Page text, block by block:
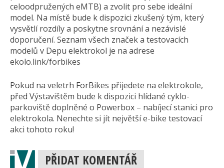
celoodpružených eMTB) a zvolit pro sebe ideální
model. Na místě bude k dispozici zkušený tým, který
vysvětlí rozdíly a poskytne srovnání a nezávislé
doporučení. Seznam všech značek a testovacích
modelů v Depu elektrokol je na adrese
ekolo.link/forbikes
Pokud na veletrh ForBikes přijedete na elektrokole,
před Výstavištěm bude k dispozici hlídané cyklo-
parkoviště doplněné o Powerbox – nabíjecí stanici pro
elektrokola. Nenechte si jít největší e-bike testovací
akci tohoto roku!
PŘIDAT KOMENTÁŘ